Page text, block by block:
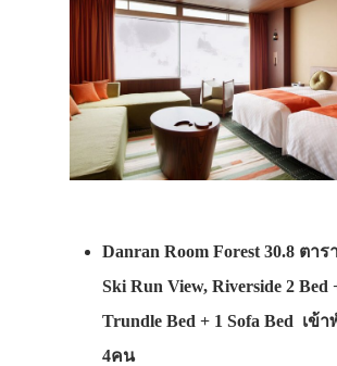
Danran Room Forest 30.8 ตา
Ski Run View, Riverside 2 Bed
Trundle Bed + 1 Sofa Bed เข้
4คน